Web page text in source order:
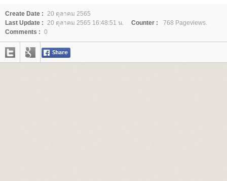
Create Date : 20 ตุลาคม 2565
Last Update : 20 ตุลาคม 2565 16:48:51 น. Counter :
768 Pageviews.
Comments : 0